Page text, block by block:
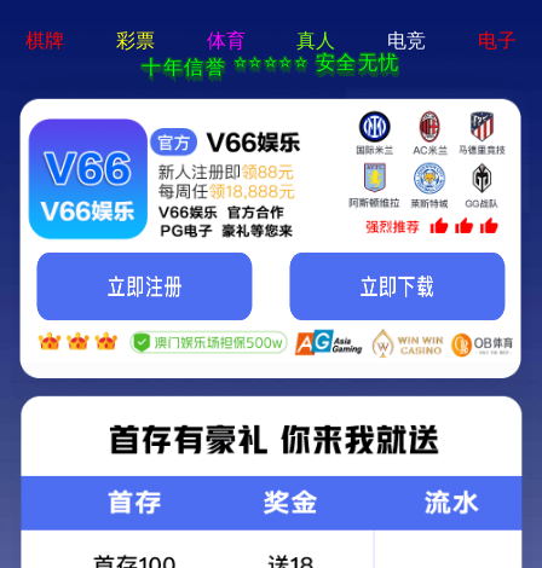
永乐电器官方网站-手机App下载
永乐电器官方网站
网站首页>产品中心>双筒望远镜 查看分类